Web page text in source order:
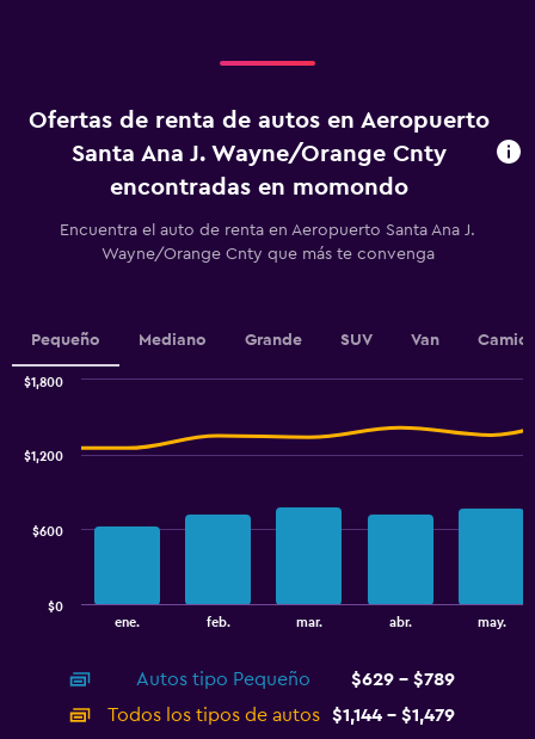
la
renta.
Range:
The
axis
displaying
values.
to
Ofertas de renta de autos en Aeropuerto
Santa Ana J. Wayne/Orange Cnty
encontradas en momondo
Encuentra el auto de renta en Aeropuerto Santa Ana J.
Wayne/Orange Cnty que más te convenga
Pequeño Mediano Grande SUV Van
displaying
categories.
Range:
ene. feb. mar. abr. may.
$0
$600
$1,200
$1,800
Autos tipo Pequeño
$629 - $789
Todos los tipos de autos
$1,144 - $1,479